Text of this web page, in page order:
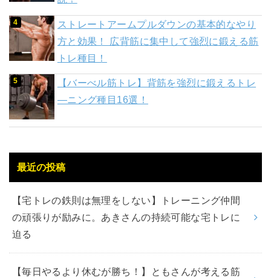
ストレートアームプルダウンの基本的なやり
方と効果！ 広背筋に集中して強烈に鍛える筋
トレ種目！
【バーべル筋トレ】背筋を強烈に鍛えるトレ
―ニング種目16選！
最近の投稿
【宅トレの鉄則は無理をしない】トレーニング仲間
の頑張りが励みに。あきさんの持続可能な宅トレに
迫る
【毎日やるより休むが勝ち！】ともさんが考える筋